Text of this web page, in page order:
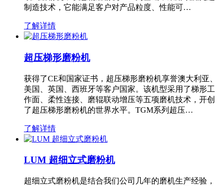
制造技术，它能满足客户对产品粒度、性能可…
了解详情
超压梯形磨粉机
获得了CE和国家证书，超压梯形磨粉机享誉澳大利亚、
美国、英国、西班牙等客户国家。该机型采用了梯形工
作面、柔性连接、磨辊联动增压等五项磨机技术，开创
了超压梯形磨粉机的世界水平。TGM系列超压…
了解详情
LUM 超细立式磨粉机
超细立式磨粉机是结合我们公司几年的磨机生产经验，